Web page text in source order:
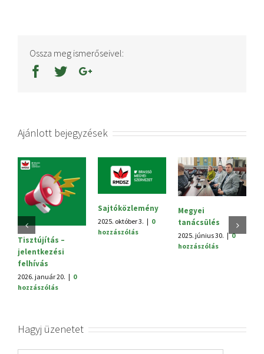
Ossza meg ismerőseivel:
Ajánlott bejegyzések
Tisztújítás –
jelentkezési
felhívás
2026. január 20. | 0
hozzászólás
Sajtóközlemény
2025. október 3. | 0
hozzászólás
Megyei
tanácsülés
2025. június 30. | 0
hozzászólás
Hagyj üzenetet